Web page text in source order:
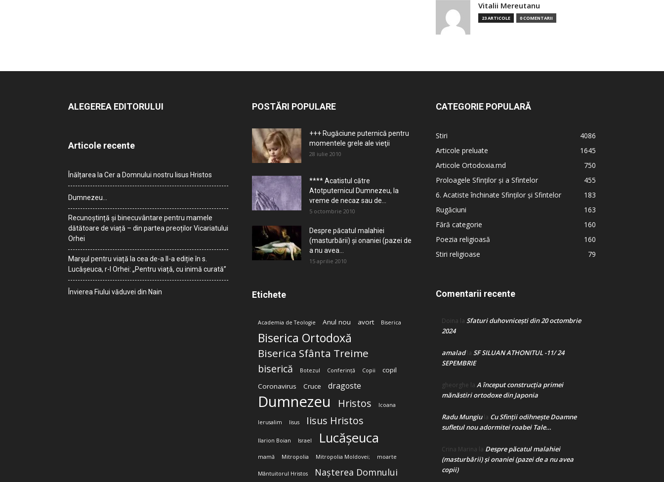
Vitalii Mereutanu
23 ARTICOLE 0 COMENTARII
ALEGEREA EDITORULUI
Articole recente
Înălțarea la Cer a Domnului nostru Iisus Hristos
Dumnezeu…
Recunoștință și binecuvântare pentru mamele
dătătoare de viață – din partea preoților Vicariatului
Orhei
Marșul pentru viață la cea de-a II-a ediție în s.
Lucășeuca, r-l Orhei: „Pentru viață, cu inimă curată”
Învierea Fiului văduvei din Nain
POSTĂRI POPULARE
+++ Rugăciune puternică pentru
momentele grele ale vieţii
28 iulie 2010
**** Acatistul către
Atotputernicul Dumnezeu, la
vreme de necaz sau de...
5 octombrie 2010
Despre păcatul malahiei
(masturbării) şi onaniei (pazei de
a nu avea...
15 aprilie 2010
Etichete
Academia de Teologie Anul nou avort Biserica
Biserica Ortodoxă
Biserica Sfânta Treime
biserică Botezul Conferință Copii
copil
Coronavirus
Cruce dragoste
Dumnezeu Hristos Icoana
Ierusalim Iisus Iisus Hristos
Ilarion Boian Israel Lucășeuca
mamă Mitropolia Mitropolia Moldovei; moarte
Mântuitorul Hristos Nașterea Domnului
CATEGORIE POPULARĂ
Stiri
4086
Articole preluate
1645
Articole Ortodoxia.md
750
Proloagele Sfinților și a Sfintelor
455
6. Acatiste închinate Sfinților și Sfintelor
183
Rugăciuni
163
Fără categorie
160
Poezia religioasă
160
Stiri religioase
79
Comentarii recente
Doina la Sfaturi duhovnicești din 20 octombrie
2024
amaladla SF SILUAN ATHONITUL -11/ 24
SEPEMBRIE
gheorghe la A început construcţia primei
mănăstiri ortodoxe din Japonia
Radu Mungiula Cu Sfinții odihnește Doamne
sufletul nou adormitei roabei Tale…
Crina Marina la Despre păcatul malahiei
(masturbării) şi onaniei (pazei de a nu avea
copii)